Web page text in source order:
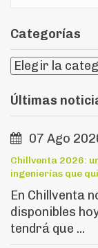
Categorías
Últimas
07 Ago
Chillventa 2026:
ingenierías que
En Chillventa
disponibles
tendrá que ...